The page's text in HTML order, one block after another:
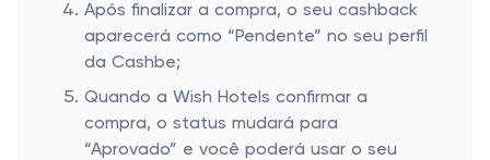
Após finalizar a compra, o seu cashback
aparecerá como “Pendente” no seu perfil
da Cashbe;
Quando a Wish Hotels confirmar a
compra, o status mudará para
“Aprovado” e você poderá usar o seu